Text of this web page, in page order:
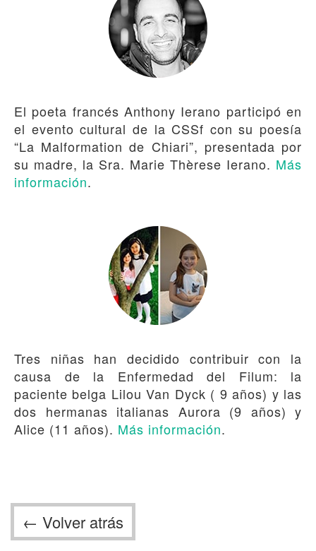
El poeta francés Anthony Ierano participó en
el evento cultural de la CSSf con su poesía
“La Malformation de Chiari”, presentada por
su madre, la Sra. Marie Thèrese Ierano. Más
información.
Tres niñas han decidido contribuir con la
causa de la Enfermedad del Filum: la
paciente belga Lilou Van Dyck ( 9 años) y las
dos hermanas italianas Aurora (9 años) y
Alice (11 años). Más información.
← Volver atrás